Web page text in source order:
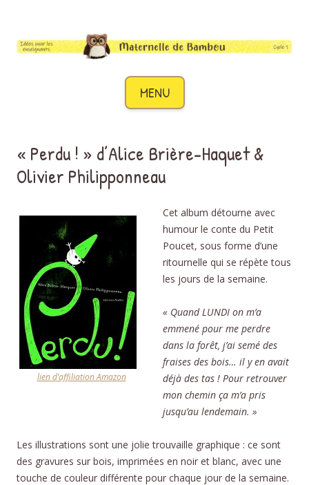
MENU
Aller au contenu
« Perdu ! » d’Alice Brière-Haquet &
Olivier Philipponneau
lien d’affiliation Amazon
Cet album détourne avec
humour le conte du Petit
Poucet, sous forme d’une
ritournelle qui se répète tous
les jours de la semaine.
« Quand LUNDI on m’a
emmené pour me perdre
dans la forêt, j’ai semé des
fraises des bois… il y en avait
déjà des tas ! Pour retrouver
mon chemin ça m’a pris
jusqu’au lendemain. »
Les illustrations sont une jolie trouvaille graphique : ce sont
des gravures sur bois, imprimées en noir et blanc, avec une
touche de couleur différente pour chaque jour de la semaine.